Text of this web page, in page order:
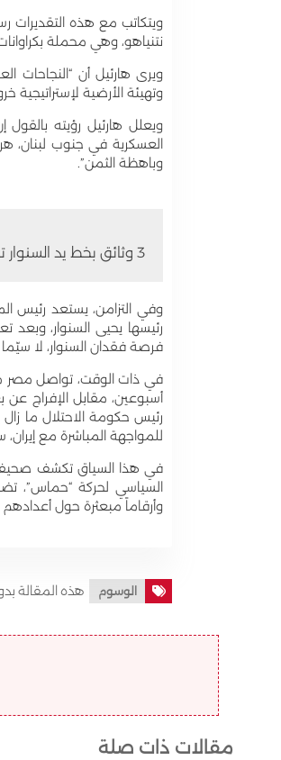
ويتكاتب مع هذه التقديرات
نتنياهو، وهي محملة
ويرى هارئيل أن “النجاحات
وتهيئة الأرضية لإستراتيجية
ويعلل هارئيل رؤيته
العسكرية في جنوب
وباهظة الثمن”.
3 وثائق بخط يد السنوار تضمنت توجيهات لمقاتلي “حماس” من أجل تأمين المحتجزين الإسرائيليين
وفي التزامن، يستعد رئيس
رئيسها يحيى السنوار،
فرصة فقدان السنوار، لا سيّما
في ذات الوقت، تواصل مصر
أسبوعين، مقابل الإفراج
رئيس حكومة الاحتلال ما زال
للمواجهة المباشرة مع إيران،
في هذا السياق تكشف صحيفة
السياسي لحركة “حماس”،
وأرقاماً مبعثرة حول
الوسوم هذه المقالة
مقالات ذات صلة